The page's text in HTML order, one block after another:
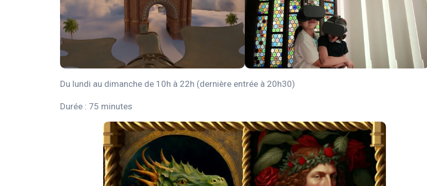
Du lundi au dimanche de 10h à 22h (dernière entrée à 20h30)
Durée : 75 minutes